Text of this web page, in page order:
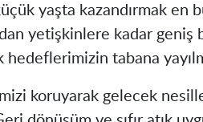
yaşta kazandırmak en
yetişkinlere kadar geniş
hedeflerimizin tabana
koruyarak gelecek